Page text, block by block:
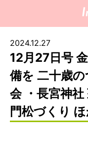
2024.12.27
12月27日号
備を 二十歳
会 ・長宮神
門松づくり